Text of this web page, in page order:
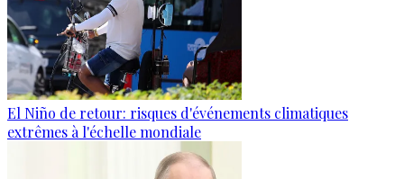
El Niño de retour: risques d'événements climatiques
extrêmes à l'échelle mondiale